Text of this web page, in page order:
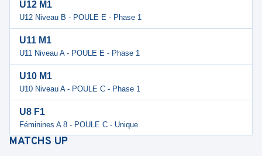
U12 M1
U12 Niveau B - POULE E - Phase 1
U11 M1
U11 Niveau A - POULE E - Phase 1
U10 M1
U10 Niveau A - POULE C - Phase 1
U8 F1
Féminines A 8 - POULE C - Unique
MATCHS UP